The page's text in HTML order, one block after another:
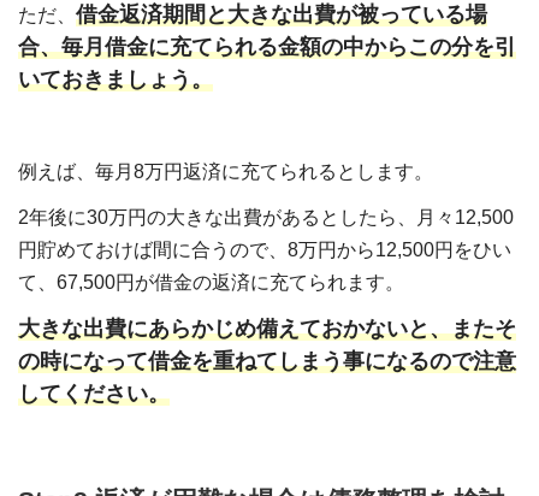
ただ、 借金返済期間と大きな出費が被っている場
合、毎月借金に充てられる金額の中からこの分を引
いておきましょう。
例えば、毎月8万円返済に充てられるとします。
2年後に30万円の大きな出費があるとしたら、月々12,500
円貯めておけば間に合うので、8万円から12,500円をひい
て、67,500円が借金の返済に充てられます。
大きな出費にあらかじめ備えておかないと、またそ
の時になって借金を重ねてしまう事になるので注意
してください。